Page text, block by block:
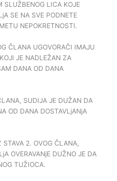
SLUŽBENOG LICA KOJE
SE NA SVE PODNETE
NEPOKRETNOSTI.
ČLANA UGOVORAČI IMAJU
JE NADLEŽAN ZA
DANA OD DANA
SUDIJA JE DUŽAN DA
OD DANA DOSTAVLjANjA
STAVA 2. OVOG ČLANA,
OVERAVANjE DUŽNO JE DA
TUŽIOCA.